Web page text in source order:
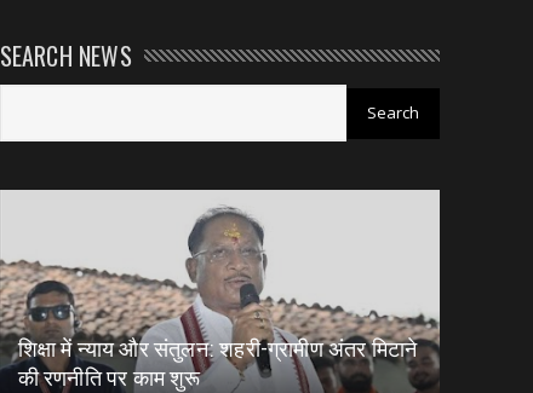
SEARCH NEWS
शिक्षा में न्याय और संतुलन: शहरी-ग्रामीण अंतर मिटाने
की रणनीति पर काम शुरू